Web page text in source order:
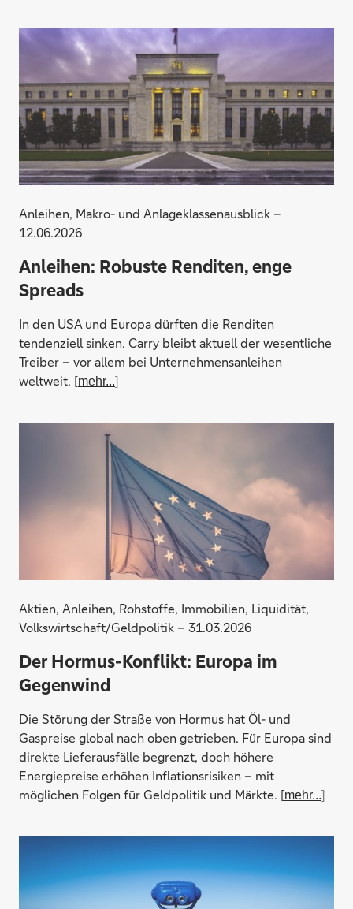
Anleihen, Makro- und Anlageklassenausblick –
12.06.2026
Anleihen: Robuste Renditen, enge
Spreads
In den USA und Europa dürften die Renditen
tendenziell sinken. Carry bleibt aktuell der wesentliche
Treiber – vor allem bei Unternehmensanleihen
weltweit. [mehr...]
Aktien, Anleihen, Rohstoffe, Immobilien, Liquidität,
Volkswirtschaft/Geldpolitik – 31.03.2026
Der Hormus-Konflikt: Europa im
Gegenwind
Die Störung der Straße von Hormus hat Öl- und
Gaspreise global nach oben getrieben. Für Europa sind
direkte Lieferausfälle begrenzt, doch höhere
Energiepreise erhöhen Inflationsrisiken – mit
möglichen Folgen für Geldpolitik und Märkte. [mehr...]